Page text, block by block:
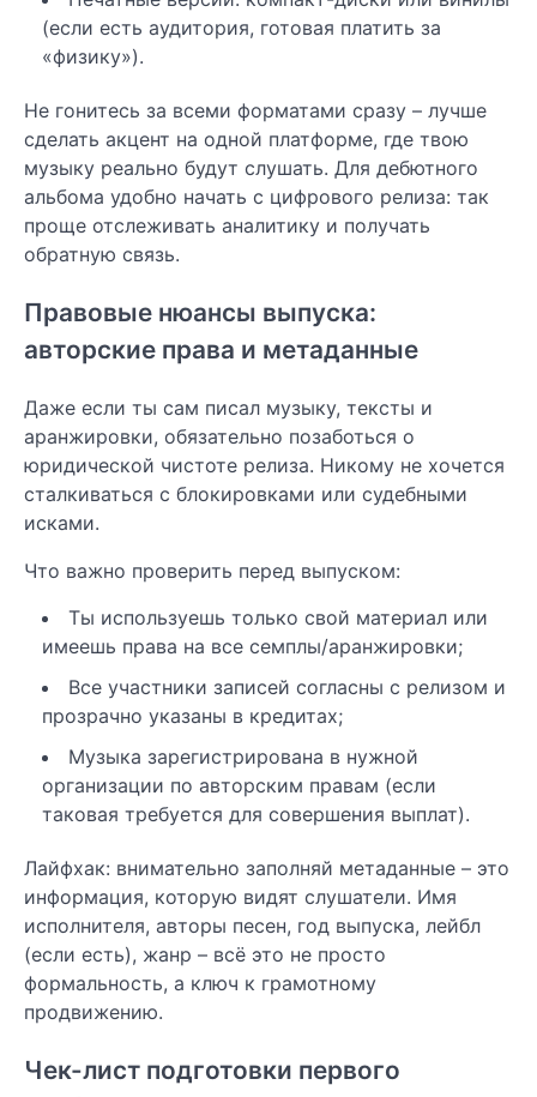
(если есть аудитория, готовая платить за
«физику»).
Не гонитесь за всеми форматами сразу – лучше
сделать акцент на одной платформе, где твою
музыку реально будут слушать. Для дебютного
альбома удобно начать с цифрового релиза: так
проще отслеживать аналитику и получать
обратную связь.
Правовые нюансы выпуска:
авторские права и метаданные
Даже если ты сам писал музыку, тексты и
аранжировки, обязательно позаботься о
юридической чистоте релиза. Никому не хочется
сталкиваться с блокировками или судебными
исками.
Что важно проверить перед выпуском:
Ты используешь только свой материал или
имеешь права на все семплы/аранжировки;
Все участники записей согласны с релизом и
прозрачно указаны в кредитах;
Музыка зарегистрирована в нужной
организации по авторским правам (если
таковая требуется для совершения выплат).
Лайфхак: внимательно заполняй метаданные – это
информация, которую видят слушатели. Имя
исполнителя, авторы песен, год выпуска, лейбл
(если есть), жанр – всё это не просто
формальность, а ключ к грамотному
продвижению.
Чек-лист подготовки первого